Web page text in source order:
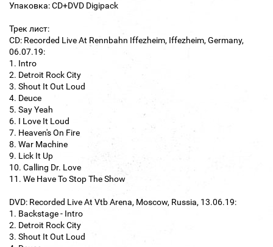
Упаковка: CD+DVD Digipack
Трек лист:
CD: Recorded Live At Rennbahn Iffezheim, Iffezheim, Germany,
06.07.19:
1. Intro
2. Detroit Rock City
3. Shout It Out Loud
4. Deuce
5. Say Yeah
6. I Love It Loud
7. Heaven's On Fire
8. War Machine
9. Lick It Up
10. Calling Dr. Love
11. We Have To Stop The Show
DVD: Recorded Live At Vtb Arena, Moscow, Russia, 13.06.19:
1. Backstage - Intro
2. Detroit Rock City
3. Shout It Out Loud